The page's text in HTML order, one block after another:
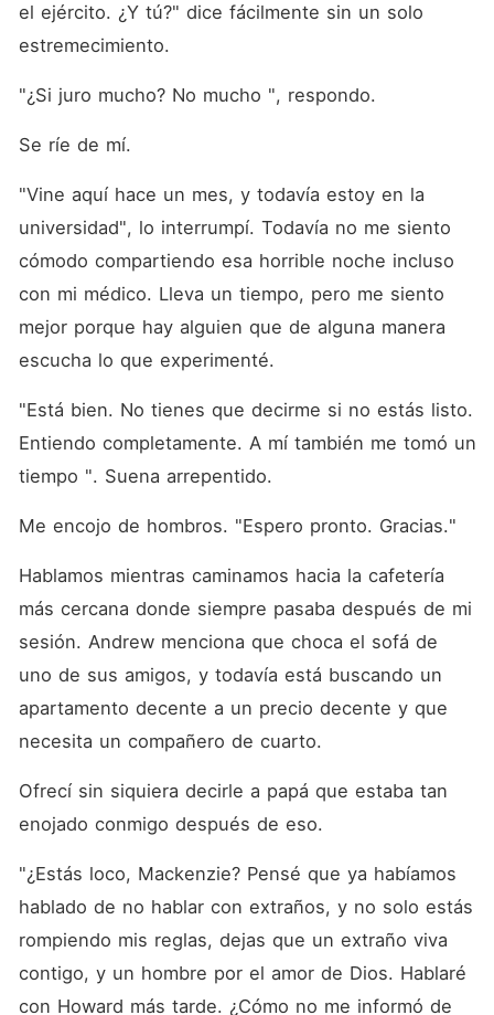
el ejército. ¿Y tú?" dice fácilmente sin un solo
estremecimiento.
"¿Si juro mucho? No mucho ", respondo.
Se ríe de mí.
"Vine aquí hace un mes, y todavía estoy en la
universidad", lo interrumpí. Todavía no me siento
cómodo compartiendo esa horrible noche incluso
con mi médico. Lleva un tiempo, pero me siento
mejor porque hay alguien que de alguna manera
escucha lo que experimenté.
"Está bien. No tienes que decirme si no estás listo.
Entiendo completamente. A mí también me tomó un
tiempo ". Suena arrepentido.
Me encojo de hombros. "Espero pronto. Gracias."
Hablamos mientras caminamos hacia la cafetería
más cercana donde siempre pasaba después de mi
sesión. Andrew menciona que choca el sofá de
uno de sus amigos, y todavía está buscando un
apartamento decente a un precio decente y que
necesita un compañero de cuarto.
Ofrecí sin siquiera decirle a papá que estaba tan
enojado conmigo después de eso.
"¿Estás loco, Mackenzie? Pensé que ya habíamos
hablado de no hablar con extraños, y no solo estás
rompiendo mis reglas, dejas que un extraño viva
contigo, y un hombre por el amor de Dios. Hablaré
con Howard más tarde. ¿Cómo no me informó de